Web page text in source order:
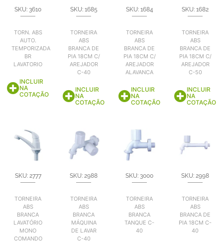
SKU: 3610
TORN. ABS
AUTO.
TEMPORIZADA
BR
LAVATORIO
INCLUIR
NA
COTAÇÃO
SKU: 1685
TORNEIRA
ABS
BRANCA DE
PIA 18CM C/
AREJADOR
C-40
INCLUIR
NA
COTAÇÃO
SKU: 1684
TORNEIRA
ABS
BRANCA DE
PIA 18CM C/
AREJADOR
ALAVANCA
INCLUIR
NA
COTAÇÃO
SKU: 1682
TORNEIRA
ABS
BRANCA DE
PIA 18CM C/
AREJADOR
C-50
INCLUIR
NA
COTAÇÃO
SKU: 2777
TORNEIRA
ABS
BRANCA
LAVATÓRIO
MONO
COMANDO
SKU: 2988
TORNEIRA
ABS
BRANCA
MÁQUINA
DE LAVAR
C-40
SKU: 3000
TORNEIRA
ABS
BRANCA
TANQUE C-
40
SKU: 2998
TORNEIRA
ABS
BRANCA DE
PIA 18CM C-
40